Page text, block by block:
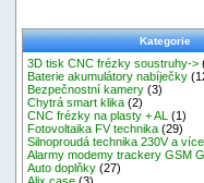
Kategorie
3D tisk CNC frézky soustruhy->
Baterie akumulátory nabíječky
Bezpečnostní kamery (3)
Chytrá smart klika (2)
CNC frézky na plasty + AL
(1)
Fotovoltaika FV technika (29)
Silnoproudá technika 230V a více
Alarmy modemy trackery GSM
Auto doplňky (27)